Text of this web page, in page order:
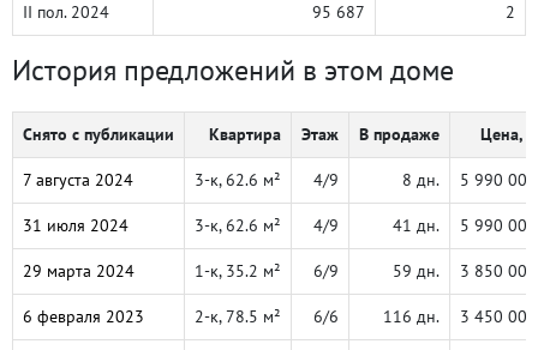
II пол. 2024 95 687 2
История предложений в этом доме
Снято с публикации Квартира Этаж В продаже Цена, ₽
7 августа 2024 3-к, 62.6 м² 4/9 8 дн. 5 990 000
31 июля 2024 3-к, 62.6 м² 4/9 41 дн. 5 990 000
29 марта 2024 1-к, 35.2 м² 6/9 59 дн. 3 850 000
6 февраля 2023 2-к, 78.5 м² 6/6 116 дн. 3 450 000